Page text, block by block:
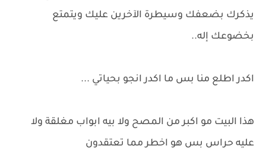
يذكرك بضعفك وسيطرة اﻵخرين عليك ويتمتع
بخضوعك إله..
اكدر اطلع منا بس ما اكدر انجو بحياتي ...
هذا البيت مو اكبر من المصح ولا بيه ابواب مغلقة ولا
عليه حراس بس هو اخطر مما تعتقدون